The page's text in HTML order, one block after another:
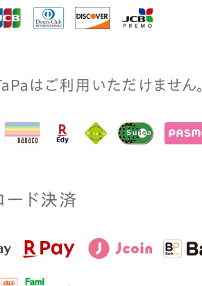
はご利⽤いただけません。
ード決済